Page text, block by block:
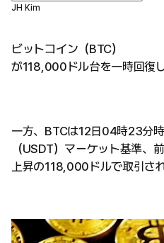
JH Kim
ビットコイン（BTC）
が118,000ドル台を一時回復
一方、BTCは12日04時23分
（USDT）マーケット基準、
上昇の118,000ドルで取引さ